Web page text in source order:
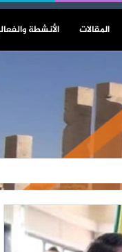
المقالات الأنشطة